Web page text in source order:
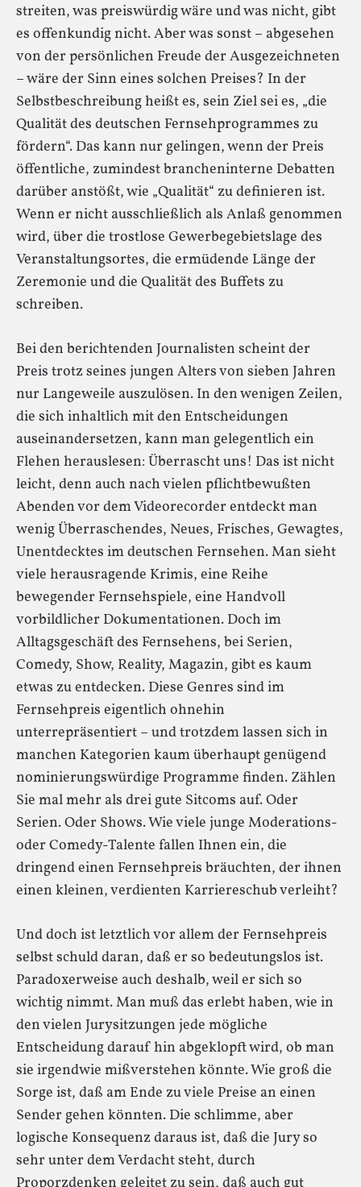
streiten, was preiswürdig wäre und was nicht, gibt
es offenkundig nicht. Aber was sonst – abgesehen
von der persönlichen Freude der Ausgezeichneten
– wäre der Sinn eines solchen Preises? In der
Selbstbeschreibung heißt es, sein Ziel sei es, „die
Qualität des deutschen Fernsehprogrammes zu
fördern“. Das kann nur gelingen, wenn der Preis
öffentliche, zumindest brancheninterne Debatten
darüber anstößt, wie „Qualität“ zu definieren ist.
Wenn er nicht ausschließlich als Anlaß genommen
wird, über die trostlose Gewerbegebietslage des
Veranstaltungsortes, die ermüdende Länge der
Zeremonie und die Qualität des Buffets zu
schreiben.
Bei den berichtenden Journalisten scheint der
Preis trotz seines jungen Alters von sieben Jahren
nur Langeweile auszulösen. In den wenigen Zeilen,
die sich inhaltlich mit den Entscheidungen
auseinandersetzen, kann man gelegentlich ein
Flehen herauslesen: Überrascht uns! Das ist nicht
leicht, denn auch nach vielen pflichtbewußten
Abenden vor dem Videorecorder entdeckt man
wenig Überraschendes, Neues, Frisches, Gewagtes,
Unentdecktes im deutschen Fernsehen. Man sieht
viele herausragende Krimis, eine Reihe
bewegender Fernsehspiele, eine Handvoll
vorbildlicher Dokumentationen. Doch im
Alltagsgeschäft des Fernsehens, bei Serien,
Comedy, Show, Reality, Magazin, gibt es kaum
etwas zu entdecken. Diese Genres sind im
Fernsehpreis eigentlich ohnehin
unterrepräsentiert – und trotzdem lassen sich in
manchen Kategorien kaum überhaupt genügend
nominierungswürdige Programme finden. Zählen
Sie mal mehr als drei gute Sitcoms auf. Oder
Serien. Oder Shows. Wie viele junge Moderations-
oder Comedy-Talente fallen Ihnen ein, die
dringend einen Fernsehpreis bräuchten, der ihnen
einen kleinen, verdienten Karriereschub verleiht?
Und doch ist letztlich vor allem der Fernsehpreis
selbst schuld daran, daß er so bedeutungslos ist.
Paradoxerweise auch deshalb, weil er sich so
wichtig nimmt. Man muß das erlebt haben, wie in
den vielen Jurysitzungen jede mögliche
Entscheidung darauf hin abgeklopft wird, ob man
sie irgendwie mißverstehen könnte. Wie groß die
Sorge ist, daß am Ende zu viele Preise an einen
Sender gehen könnten. Die schlimme, aber
logische Konsequenz daraus ist, daß die Jury so
sehr unter dem Verdacht steht, durch